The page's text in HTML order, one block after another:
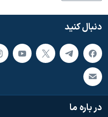
دنبال کنید
در باره ما